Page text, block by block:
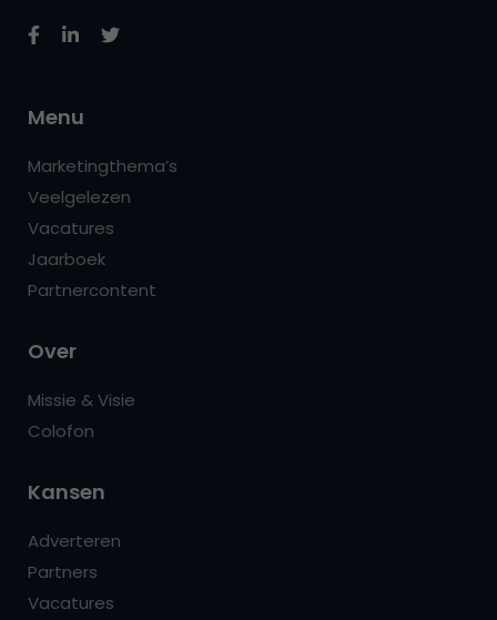
Menu
Marketingthema’s
Veelgelezen
Vacatures
Jaarboek
Partnercontent
Over
Missie & Visie
Colofon
Kansen
Adverteren
Partners
Vacatures